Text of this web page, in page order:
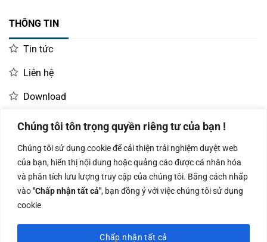
Chúng tôi tôn trọng quyền riêng tư của bạn !
Chúng tôi sử dụng cookie để cải thiện trải nghiệm duyệt web
của bạn, hiển thị nội dung hoặc quảng cáo được cá nhân hóa
và phân tích lưu lượng truy cập của chúng tôi. Bằng cách nhấp
vào"Chấp nhận tất cả", bạn đồng ý với việc chúng tôi sử dụng
cookie
Chấp nhận tất cả
THÔNG TIN
Tin tức
Liên hệ
Download
LIÊN HỆ MUA HÀNG
Kinh doanh:
0966.93.1717
KD Dự Án: 0987
835 345
Kế Toán:
0987.919.040